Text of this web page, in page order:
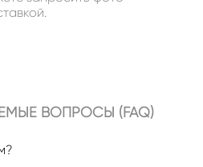
ВОПРОСЫ (FAQ)